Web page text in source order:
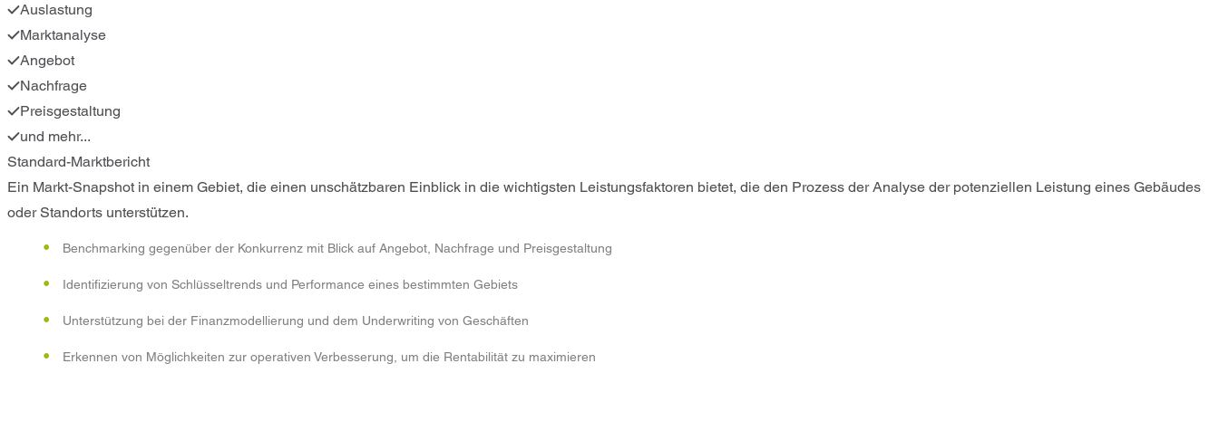
Auslastung
Marktanalyse
Angebot
Nachfrage
Preisgestaltung
und mehr...
Standard-Marktbericht
Ein Markt-Snapshot in einem Gebiet, die einen unschätzbaren Einblick in die wichtigsten Leistungsfaktoren bietet, die den Prozess der Analyse der potenziellen Leistung eines Gebäudes
oder Standorts unterstützen.
Benchmarking gegenüber der Konkurrenz mit Blick auf Angebot, Nachfrage und Preisgestaltung
Identifizierung von Schlüsseltrends und Performance eines bestimmten Gebiets
Unterstützung bei der Finanzmodellierung und dem Underwriting von Geschäften
Erkennen von Möglichkeiten zur operativen Verbesserung, um die Rentabilität zu maximieren